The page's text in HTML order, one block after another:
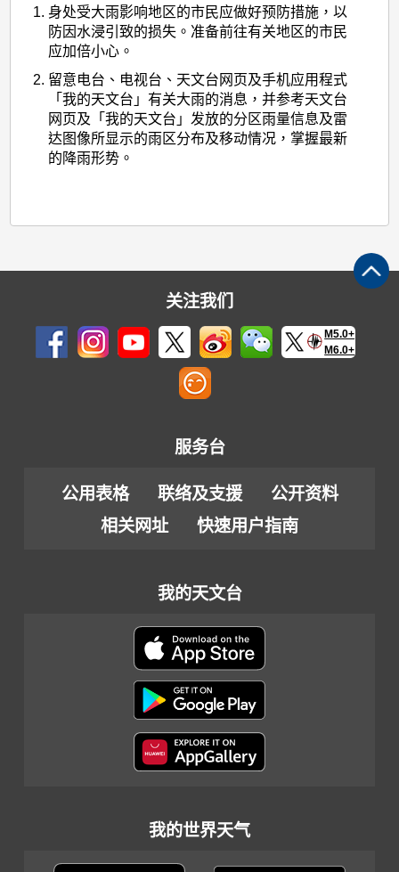
身处受大雨影响地区的市民应做好预防措施，以
防因水浸引致的损失。准备前往有关地区的市民
应加倍小心。
留意电台、电视台、天文台网页及手机应用程式
「我的天文台」有关大雨的消息，并参考天文台
网页及「我的天文台」发放的分区雨量信息及雷
达图像所显示的雨区分布及移动情况，掌握最新
的降雨形势。
关注我们
M5.0+
M6.0+
服务台
公用表格 联络及支援
公开资料
相关网址
快速用户指南
我的天文台
我的世界天气